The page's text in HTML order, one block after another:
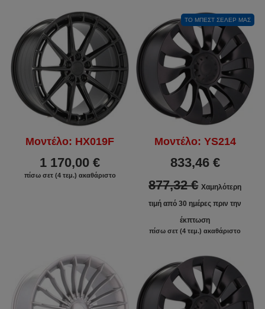
Μοντέλο: HX019F
1 170,00 €
πίσω σετ (4 τεμ.) ακαθάριστο
ΤΟ ΜΠΕΣΤ ΣΈΛΕΡ ΜΑΣ
Μοντέλο: YS214
877,32 € Χαμηλότερη
τιμή από 30 ημέρες πριν την
έκπτωση
833,46 €
πίσω σετ (4 τεμ.) ακαθάριστο